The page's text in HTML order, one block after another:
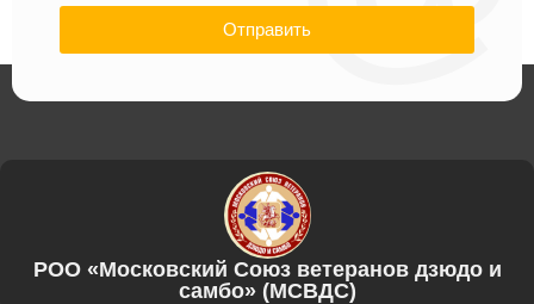
Отправить
РОО «Московский Союз ветеранов дзюдо и
самбо» (МСВДС)